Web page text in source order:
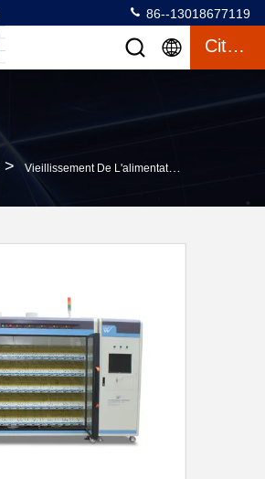
86--13018677119
Citation
> Vieillissement De L'alimentation Électrique